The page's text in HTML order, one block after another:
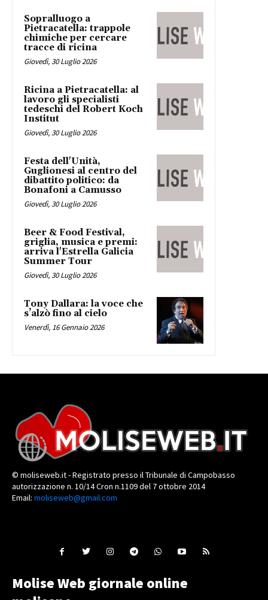
Sopralluogo a
Pietracatella: trappole
chimiche per cercare
tracce di ricina
Giovedì, 30 Luglio 2026
Ricina a Pietracatella: al
lavoro gli specialisti
tedeschi del Robert Koch
Institut
Giovedì, 30 Luglio 2026
Festa dell'Unità,
Guglionesi al centro del
dibattito politico: da
Bonafoni a Camusso
Giovedì, 30 Luglio 2026
Beer & Food Festival,
griglia, musica e premi:
arriva l'Estrella Galicia
Summer Tour
Giovedì, 30 Luglio 2026
Tony Dallara: la voce che
s’alzò fino al cielo
Venerdì, 16 Gennaio 2026
© moliseweb.it - Registrato presso il Tribunale di Campobasso
autorizzazione n. 10/14 Cron n.1109 del 7 ottobre 2014
Email: moliseweb@gmail.com
Molise Web giornale online